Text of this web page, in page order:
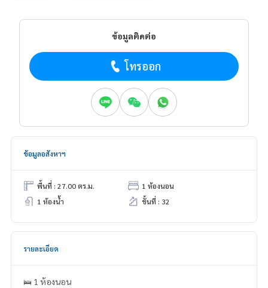
ข้อมูลติดต่อ
โทรออก
ข้อมูลอสังหาฯ
พื้นที่ : 27.00 ตร.ม.
1 ห้องนอน
1 ห้องน้ำ
ชั้นที่ : 32
รายละเอียด
🛌 1 ห้องนอน